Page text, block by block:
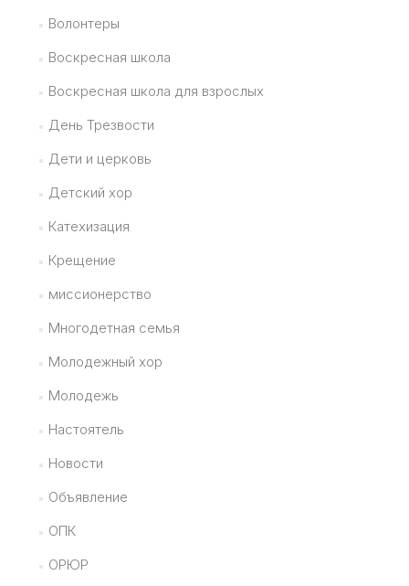
Волонтеры
Воскресная школа
Воскресная школа для взрослых
День Трезвости
Дети и церковь
Детский хор
Катехизация
Крещение
миссионерство
Многодетная семья
Молодежный хор
Молодежь
Настоятель
Новости
Объявление
ОПК
ОРЮР